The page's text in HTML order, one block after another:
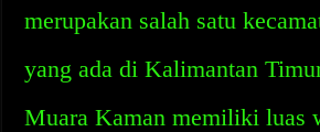
merupakan salah satu
yang ada di Kalimantan
Muara Kaman memiliki luas